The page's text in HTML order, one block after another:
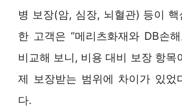
병 보장(암, 심장, 뇌혈관) 등이 핵
한 고객은 “메리츠화재와 DB손
비교해 보니, 비용 대비 보장 항목
제 보장받는 범위에 차이가 있었
다.